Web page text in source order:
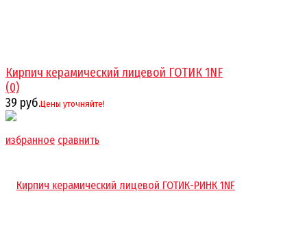
избранное сравнить
Кирпич керамический лицевой ГОТИК 1NF
(0)
39 руб.Цены уточняйте!